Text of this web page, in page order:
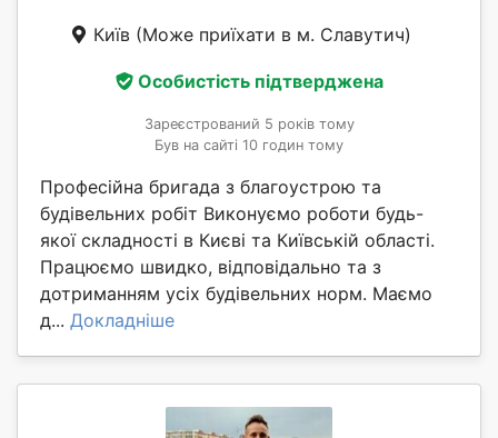
Київ (Може приїхати в м. Славутич)
Особистість підтверджена
Зареєстрований 5 років тому
Був на сайті 10 годин тому
Професійна бригада з благоустрою та
будівельних робіт Виконуємо роботи будь-
якої складності в Києві та Київській області.
Працюємо швидко, відповідально та з
дотриманням усіх будівельних норм. Маємо
д... Докладніше